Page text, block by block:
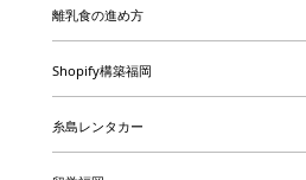
離乳食の進め方
Shopify構築福岡
糸島レンタカー